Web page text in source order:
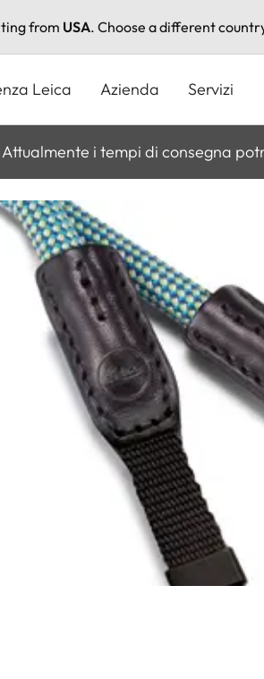
from USA. Choose a different
Leica Azienda Servizi
Attualmente i tempi di consegna